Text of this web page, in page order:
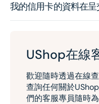
我的信用卡的資料在
UShop在線
歡迎隨時透過在線
查詢任何關於
們的客服專員隨時為